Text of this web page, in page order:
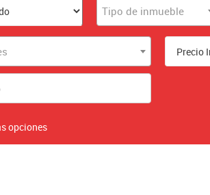
Tipo de inmueble
opciones